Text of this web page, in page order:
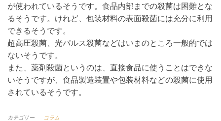
が使われているそうです。食品内部までの殺菌は困難とな
るそうです。けれど、包装材料の表面殺菌には充分に利用
できるそうです。
超高圧殺菌、光パルス殺菌などはいまのところ一般的では
ないそうです。
また、薬剤殺菌というのは、直接食品に使うことはできな
いそうですが、食品製造装置や包装材料などの殺菌に使用
されているそうです。
カテゴリー コラム